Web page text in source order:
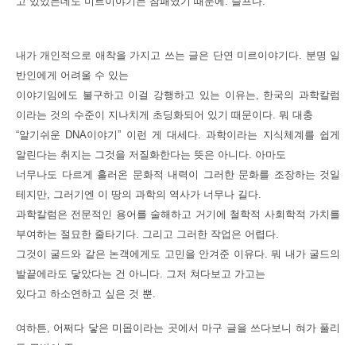
내가 개인적으로 애착을 가지고 쓰는 글은 단연 미르이야기다. 분명 일
반인에게 어려울 수 있 는
이야기임에도 불구하고 이걸 강행하고 있는 이유는, 한국의 과학칼럼
이라는 것의 수준이 지나치게 초딩화되어 있기 때문이다. 뭐 대충
“알기쉬운 DNA이야기” 이런 게 대세다. 과학이라는 지식체계를 쉽게
알린다는 취지는 그것을 저질화한다는 뜻은 아니다. 아마도
너무나도 다르게 흘러온 문화적 내력이 그러한 문화를 조장하는 것일
테지만, 그러기엔 이 땅의 과학의 역사가 너무나 길다.
과학칼럼은 전문적인 용어를 술해하고 거기에 철학적 사회학적 가치를
부여하는 절묘한 줄타기다. 그리고 그러한 작업은 어렵다.
그것이 굴드와 같은 논객에게도 고민을 안겨준 이유다. 뭐 내가 굴드의
발끝에라도 닿았다는 건 아니다. 그저 쳐다보고 가고는
있다고 하소연하고 싶은 것 뿐.
여하튼, 어쩌다 닿은 미몹이라는 곳에서 마구 글을 쓰다보니 혀가 풀리